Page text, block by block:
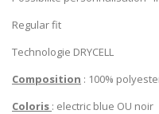
Regular fit
Technologie DRYCELL
Composition : 100%
Coloris : electric blue OU noir